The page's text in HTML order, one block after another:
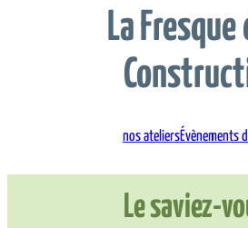
La Fresque
nos ateliersÉvènements
Le saviez-